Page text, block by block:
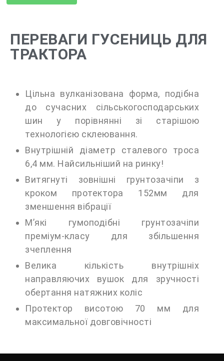
ПЕРЕВАГИ ГУСЕНИЦЬ ДЛЯ
ТРАКТОРА
Цільна вулканізована форма, подібна
до сучасних сільськогосподарських
шин у порівнянні зі старішою
технологією склеювання.
Внутрішній діаметр сталевого троса
6,4 мм. Найсильніший на ринку!
Витягнуті зовнішні грунтозачіпи з
кроком протектора 152мм для
зменшення вібрації
М’які гумоподібні грунтозачіпи
преміум-класу для збільшення
зчеплення
Велика кількість внутрішніх
направляючих вушок для зручності
обертання натяжних коліс
Протектор висотою 70 мм для
максимальної довговічності